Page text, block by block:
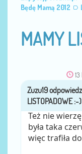
Będę Mamą 2012
MAMY
Też nie
była taka
więc trafiła